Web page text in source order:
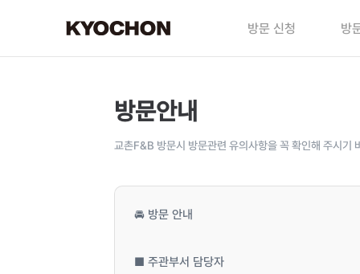
방문 신청 방
방문안내
교촌F&B 방문시 방문관련 유의사항을 꼭 확인해 주시기